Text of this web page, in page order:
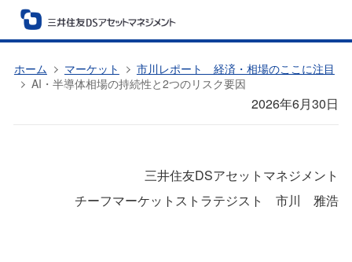
ホーム マーケット
市川レポート 経済・相場のここに注目
AI・半導体相場の持続性と2つのリスク要因
2026年6月30日
三井住友DSアセットマネジメント
チーフマーケットストラテジスト 市川 雅浩